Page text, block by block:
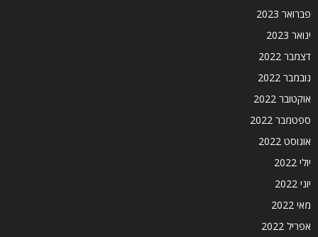
פברואר 2023
ינואר 2023
דצמבר 2022
נובמבר 2022
אוקטובר 2022
ספטמבר 2022
אוגוסט 2022
יולי 2022
יוני 2022
מאי 2022
אפריל 2022